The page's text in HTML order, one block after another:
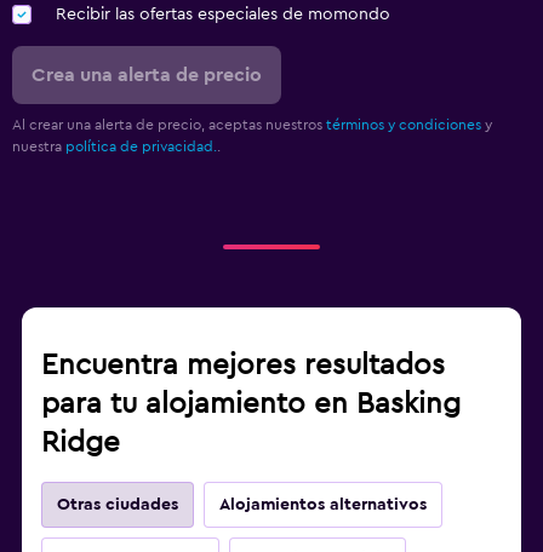
Recibir las ofertas especiales de momondo
Crea una alerta de precio
Al crear una alerta de precio, aceptas nuestros términos y condiciones y
nuestra política de privacidad.
Encuentra mejores resultados
para tu alojamiento en Basking
Ridge
Otras ciudades Alojamientos alternativos